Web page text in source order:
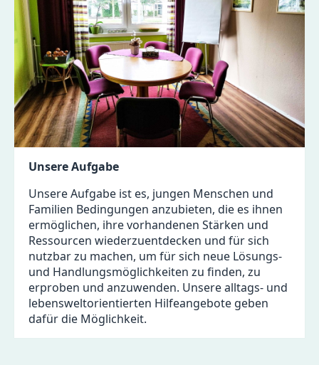
Unsere Aufgabe
Unsere Aufgabe ist es, jungen Menschen und
Familien Bedingungen anzubieten, die es ihnen
ermöglichen, ihre vorhandenen Stärken und
Ressourcen wiederzuentdecken und für sich
nutzbar zu machen, um für sich neue Lösungs-
und Handlungsmöglichkeiten zu finden, zu
erproben und anzuwenden. Unsere alltags- und
lebensweltorientierten Hilfeangebote geben
dafür die Möglichkeit.